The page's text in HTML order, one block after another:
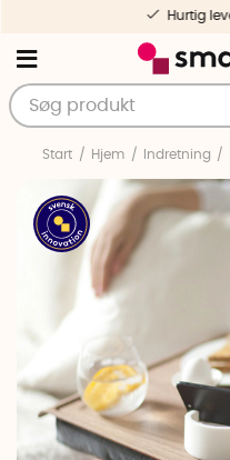
Hurtig
Start Hjem Indretning